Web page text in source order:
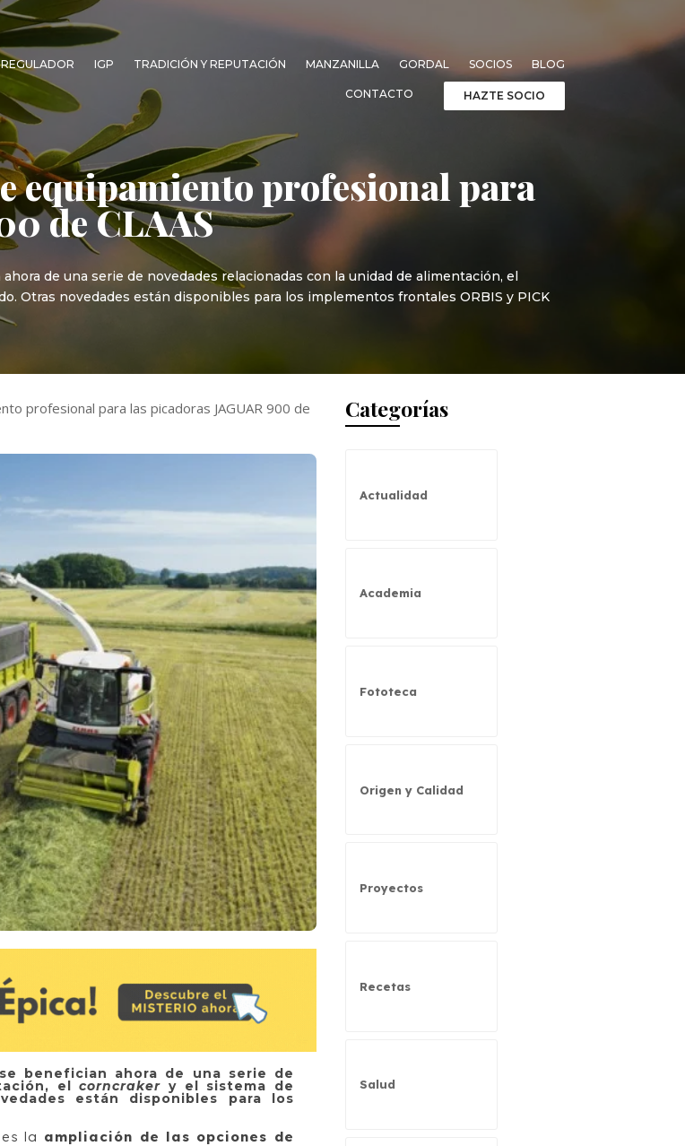
IGP TRADICIÓN Y REPUTACIÓN MANZANILLA GORDAL SOCIOS BLOG
CONTACTO HAZTE SOCIO
equipamiento profesional para
de CLAAS
de una serie de novedades relacionadas con la unidad de alimentación, el
Otras novedades están disponibles para los implementos frontales ORBIS y PICK
profesional para las picadoras JAGUAR 900 de
benefician ahora de una serie de
elcorncraker y el sistema de
están disponibles para los
la ampliación de las opciones de
Categorías
Actualidad
Academia
Fototeca
Origen y Calidad
Proyectos
Recetas
Salud